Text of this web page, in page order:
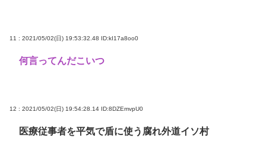
11 : 2021/05/02(日) 19:53:32.48 ID:kI17a8oo0
何言ってんだこいつ
12 : 2021/05/02(日) 19:54:28.14 ID:8DZEmvpU0
医療従事者を平気で盾に使う腐れ外道イソ村